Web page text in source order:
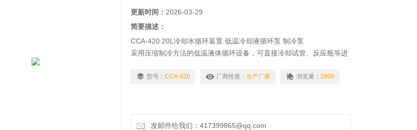
更新时间： 2026-03-29
简要描述：
CCA-420 20L冷却水循环装置.低温冷却液循环泵 制冷泵
采用压缩制冷方法的低温液体循环设备，可直接冷却试管、反应瓶等进
蒸发仪、真空冷冻干燥箱、循环水式多用真空泵等配套使用。
型号： CCA-420 厂商性质： 生产厂家 浏览量： 1909
发邮件给我们：417399865@qq.com